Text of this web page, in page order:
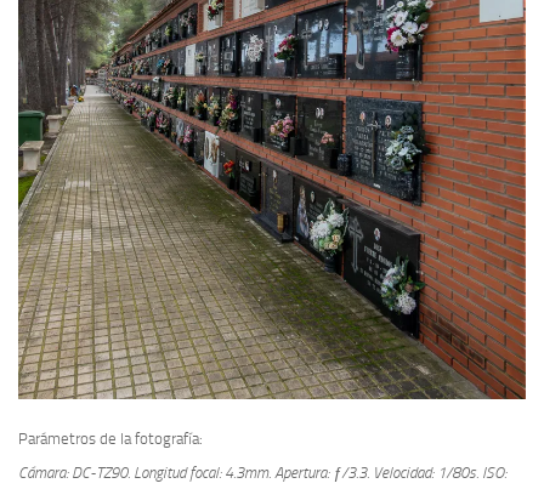
Parámetros de la fotografía:
Cámara: DC-TZ90. Longitud focal: 4.3mm. Apertura: ƒ/3.3. Velocidad: 1/80s. ISO: